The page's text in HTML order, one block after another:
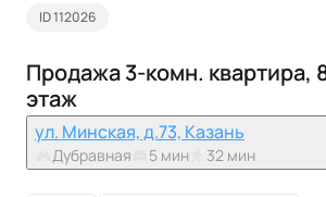
ID 112026
Продажа 3-комн. квартира,
этаж
ул. Минская, д.73, Казань
Дубравная 5 мин 32 мин